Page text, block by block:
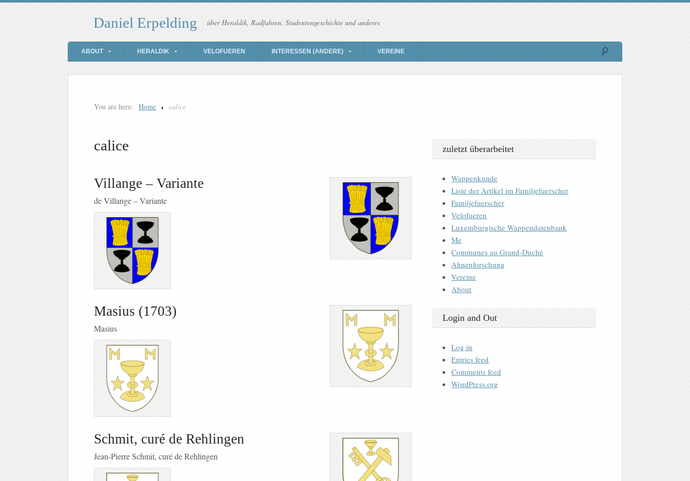
Daniel Erpelding über Heraldik, Radfahren, Studentengeschichte und anderes
ABOUT HERALDIK VELOFUEREN INTERESSEN (ANDERE) VEREINE
You are here: Home calice
calice
Villange – Variante
de Villange – Variante
Masius (1703)
Masius
Schmit, curé de Rehlingen
Jean-Pierre Schmit, curé de Rehlingen
zuletzt überarbeitet
Wappenkunde
Liste der Artikel im Familjefuerscher
Familjefuerscher
Velofueren
Luxemburgische Wappendatenbank
Me
Communes au Grand-Duché
Ahnenforschung
Vereine
About
Login and Out
Log in
Entries feed
Comments feed
WordPress.org